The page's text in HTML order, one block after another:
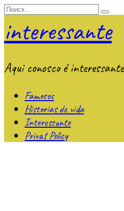
Перейти
содержанию
Search
interessante
Aqui conosco é interessante
Famosos
Historias de vida
Interessante
Privat Policy